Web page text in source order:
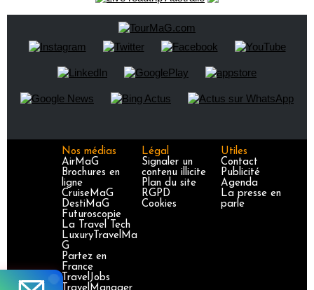
Nos médias
AirMaG
Brochures en
ligne
CruiseMaG
DestiMaG
Futuroscopie
La Travel Tech
LuxuryTravelMa
G
Partez en
France
TravelJobs
Légal
Signaler un
contenu illicite
Plan du site
RGPD
Cookies
Utiles
Contact
Publicité
Agenda
La presse en
parle